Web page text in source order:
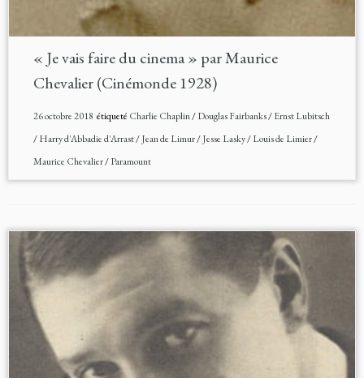
« Je vais faire du cinema » par Maurice
Chevalier (Cinémonde 1928)
26 octobre 2018 étiqueté Charlie Chaplin/Douglas Fairbanks/Ernst Lubitsch
/Harry d'Abbadie d'Arrast/Jean de Limur/Jesse Lasky/Louis de Limier/
Maurice Chevalier/Paramount